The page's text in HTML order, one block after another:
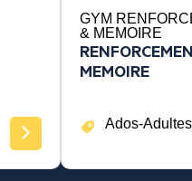
GYM
& MEMOIRE
MEMOIRE
Ados-Adultes